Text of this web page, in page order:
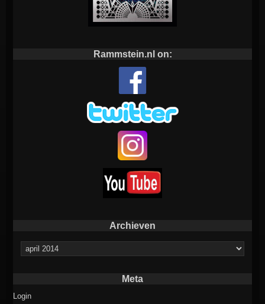
Rammstein.nl on:
Archieven
Archieven
Meta
Login